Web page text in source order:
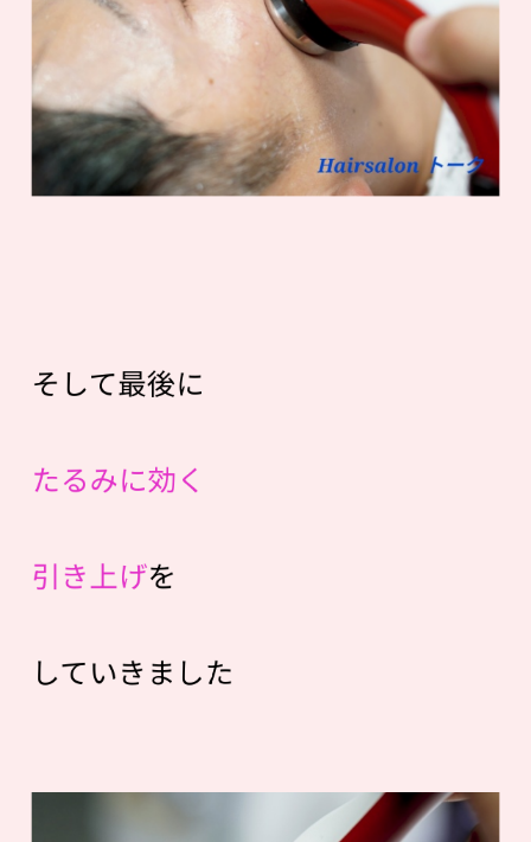
そして最後に
たるみに効く
引き上げを
していきました